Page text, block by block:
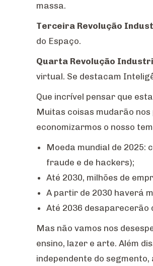
massa.
Terceira Revolução
do Espaço.
Quarta Revolução
virtual. Se destacam
Que incrível pensar que
Muitas coisas mudarão
economizarmos o nosso
Moeda mundial de 2025:
fraude e de hackers);
Até 2030, milhões de
A partir de 2030 haverá
Até 2036 desaparecerão
Mas não vamos nos
ensino, lazer e arte. Além
independente do